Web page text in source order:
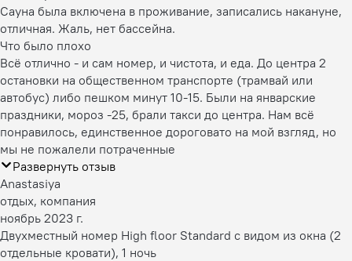
Сауна была включена в проживание, записались накануне,
отличная. Жаль, нет бассейна.
Что было плохо
Всё отлично - и сам номер, и чистота, и еда. До центра 2
остановки на общественном транспорте (трамвай или
автобус) либо пешком минут 10-15. Были на январские
праздники, мороз -25, брали такси до центра. Нам всё
понравилось, единственное дороговато на мой взгляд, но
мы не пожалели потраченные
Развернуть отзыв
Anastasiya
отдых, компания
ноябрь 2023 г.
Двухместный номер High floor Standard с видом из окна (2
отдельные кровати), 1 ночь